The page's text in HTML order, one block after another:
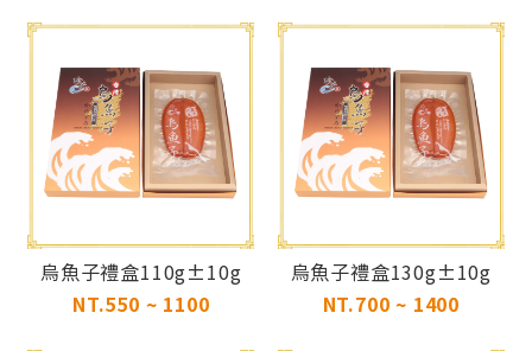
烏魚子禮盒110g±10g
NT.550 ~ 1100
烏魚子禮盒130g±10g
NT.700 ~ 1400